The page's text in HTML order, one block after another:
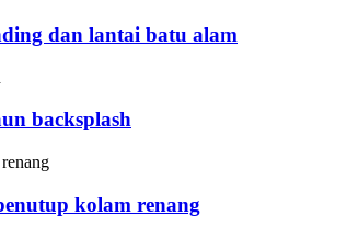
dan lantai batu alam
backsplash
kolam renang